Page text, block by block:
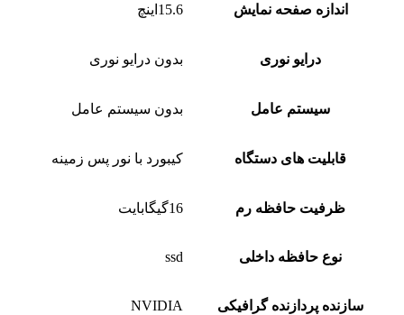
اندازه صفحه نمایش 15.6اینچ
درایو نوری بدون درایو نوری
سیستم عامل بدون سیستم عامل
قابلیت های دستگاه کیبورد با نور پس زمینه
ظرفیت حافظه رم 16گیگابایت
نوع حافظه داخلی ssd
سازنده پردازنده گرافیکی NVIDIA